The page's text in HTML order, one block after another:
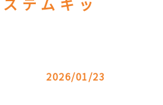
テムキッ
2026/01/23